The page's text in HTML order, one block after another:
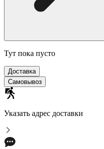
Тут пока пусто
Доставка
Самовывоз
Указать адрес доставки